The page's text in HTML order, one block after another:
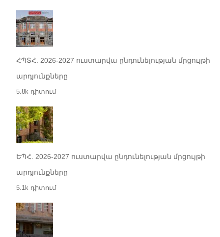
ՀՊՏՀ. 2026-2027 ուստարվա ընդունելության մրցույթի
արդյունքները
5.8k դիտում
ԵՊՀ. 2026-2027 ուստարվա ընդունելության մրցույթի
արդյունքները
5.1k դիտում